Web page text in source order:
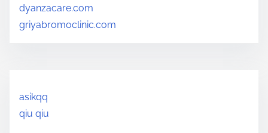
dyanzacare.com
griyabromoclinic.com
asikqq
qiu qiu